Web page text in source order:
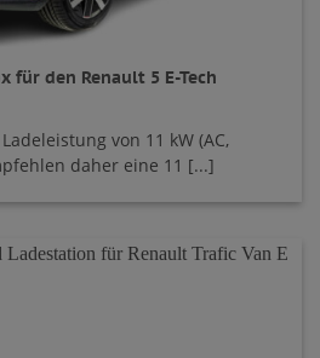
für den Renault 5 E-Tech
von 11 kW (AC,
daher eine 11 [...]